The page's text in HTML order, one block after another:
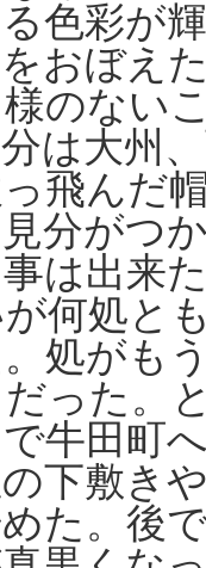
色彩が
おぼえ
のない
は大州
飛んだ
分がつ
は出来
何処と
処がも
った。
牛田町
下敷き
た。後